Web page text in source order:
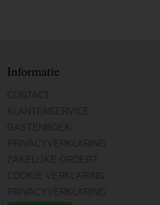
Informatie